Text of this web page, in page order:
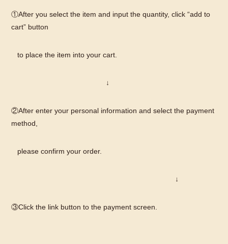
①After you select the item and input the quantity, click “add to
cart” button
to place the item into your cart.
↓
②After enter your personal information and select the payment
method,
please confirm your order.
↓
③Click the link button to the payment screen.